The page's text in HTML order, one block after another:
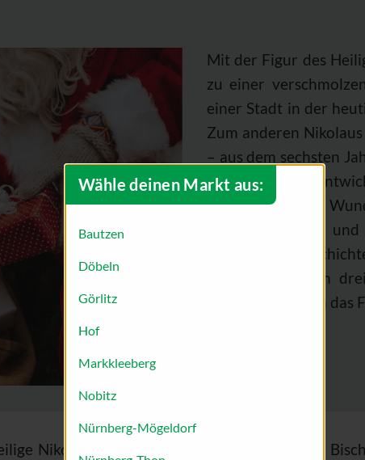
Mit der Figur des
zu einer
einer Stadt in der
Zum anderen
– aus dem sechsten
beiden Männer
Er soll zahlreiche
Sturm besänftigt
haben. Eine
armen Vater von
Goldstücke durch das
Nikolaus bis heute meist im traditionellen
Wähle deinen Markt aus:
Bautzen
Döbeln
Görlitz
Hof
Markkleeberg
Nobitz
Nürnberg-Mögeldorf